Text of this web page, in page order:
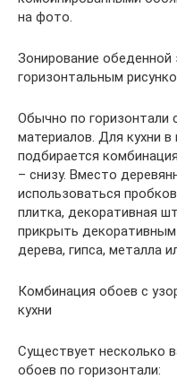
на фото.
Зонирование
горизонтальным
Обычно по
материалов. Для кухни в
подбирается
– снизу. Вместо
использоваться
плитка, декоративная
прикрыть
дерева, гипса, металла
Комбинация обоев с
кухни
Существует несколько
обоев по горизонтали: